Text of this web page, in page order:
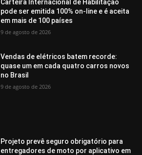
Carteira Internacional de Habilitação
pode ser emitida 100% on-line e é aceita
em mais de 100 países
9 de agosto de 2026
Vendas de elétricos batem recorde:
quase um em cada quatro carros novos
no Brasil
9 de agosto de 2026
Projeto prevê seguro obrigatório para
entregadores de moto por aplicativo em